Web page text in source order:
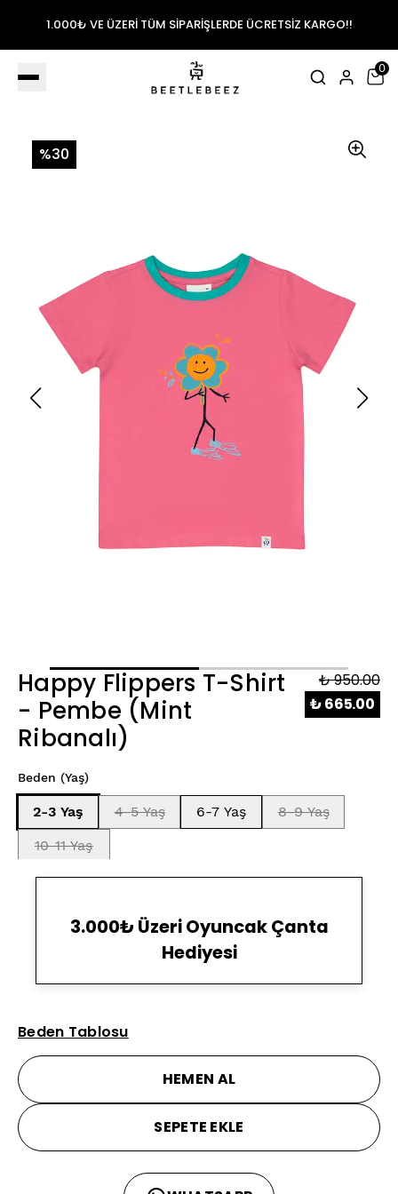
1.000₺ VE ÜZERİ TÜM SİPARİŞLERDE ÜCRETSİZ KARGO!!
0
%30
Happy Flippers T-Shirt
- Pembe (Mint
Ribanalı)
₺ 950.00
₺ 665.00
Beden (Yaş)
2-3 Yaş 4-5 Yaş 6-7 Yaş
8-9 Yaş
10-11 Yaş
3.000₺ Üzeri Oyuncak Çanta
Hediyesi
Beden Tablosu
HEMEN AL
SEPETE EKLE